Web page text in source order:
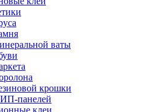
ваты
крошки
панелей
клеи